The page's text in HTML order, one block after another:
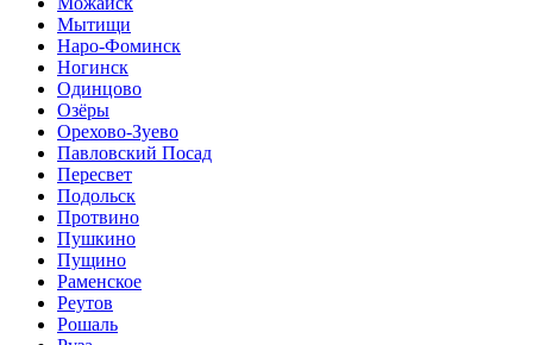
Мытищи
Наро-Фоминск
Ногинск
Одинцово
Озёры
Орехово-Зуево
Павловский Посад
Пересвет
Подольск
Протвино
Пушкино
Пущино
Раменское
Реутов
Рошаль